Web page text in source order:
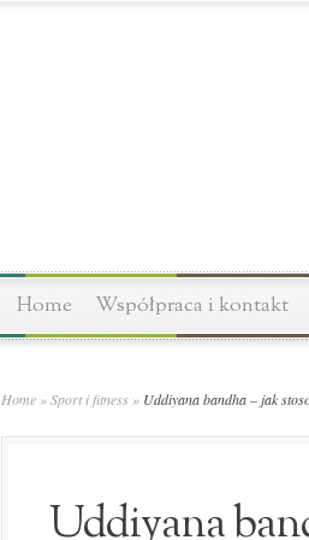
Home Współpraca i kontakt
Home »Sport i fitness » Uddiyana bandha – jak
Uddiyana